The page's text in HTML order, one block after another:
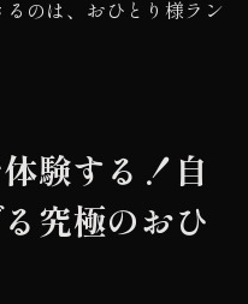
のは、おひとり様ラン
験する！自
究極のおひ